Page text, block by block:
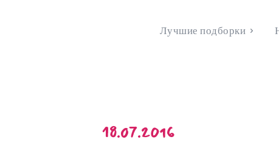
Лучшие подборки
18.07.2016